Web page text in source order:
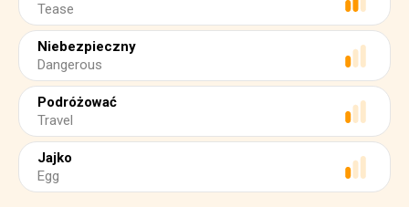
Tease
Niebezpieczny
Dangerous
Podróżować
Travel
Jajko
Egg